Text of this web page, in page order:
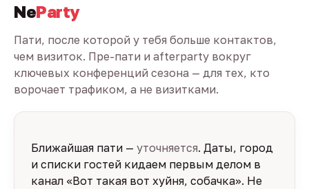
NeParty
Пати, после которой у тебя больше контактов,
чем визиток. Пре-пати и afterparty вокруг
ключевых конференций сезона — для тех, кто
ворочает трафиком, а не визитками.
Ближайшая пати — уточняется. Даты, город
и списки гостей кидаем первым делом в
канал «Вот такая вот хуйня, собачка». Не